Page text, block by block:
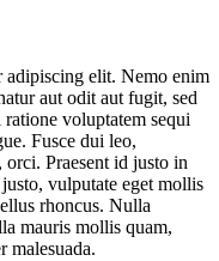
adipiscing elit. Nemo enim
aut odit aut fugit, sed
voluptatem sequi
Fusce dui leo,
Praesent id justo in
vulputate eget mollis
rhoncus. Nulla
mauris mollis quam,
malesuada.